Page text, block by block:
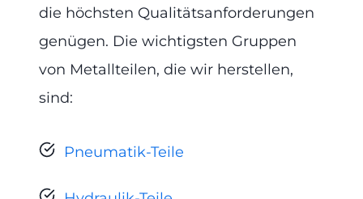
die höchsten Qualitätsanforderungen
genügen. Die wichtigsten Gruppen
von Metallteilen, die wir herstellen,
sind:
Pneumatik-Teile